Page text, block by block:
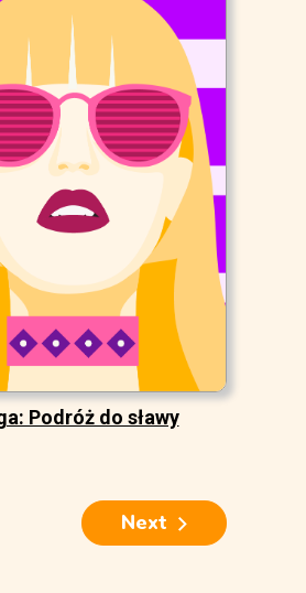
Podróż do sławy
Next